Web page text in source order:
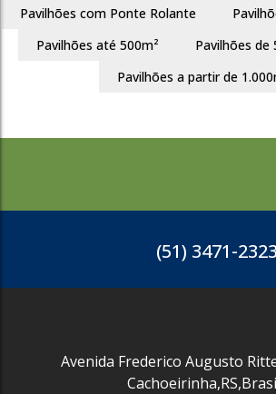
Pavilhões com Ponte Rolante
Pavilhões até 500m²
Pavilhões de
Pavilhões a partir de
(51) 3471-2323
Avenida Frederico Augusto
Cachoeirinha,RS,